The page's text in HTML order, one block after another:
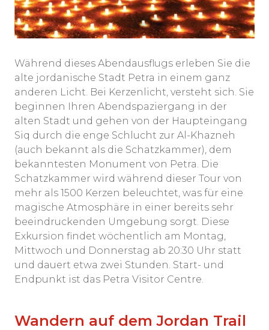
Während dieses Abendausflugs erleben Sie die
alte jordanische Stadt Petra in einem ganz
anderen Licht. Bei Kerzenlicht, versteht sich. Sie
beginnen Ihren Abendspaziergang in der
alten Stadt und gehen von der Haupteingang
Siq durch die enge Schlucht zur Al-Khazneh
(auch bekannt als die Schatzkammer), dem
bekanntesten Monument von Petra. Die
Schatzkammer wird während dieser Tour von
mehr als 1500 Kerzen beleuchtet, was für eine
magische Atmosphäre in einer bereits sehr
beeindruckenden Umgebung sorgt. Diese
Exkursion findet wöchentlich am Montag,
Mittwoch und Donnerstag ab 20:30 Uhr statt
und dauert etwa zwei Stunden. Start- und
Endpunkt ist das Petra Visitor Centre.
Wandern auf dem Jordan Trail